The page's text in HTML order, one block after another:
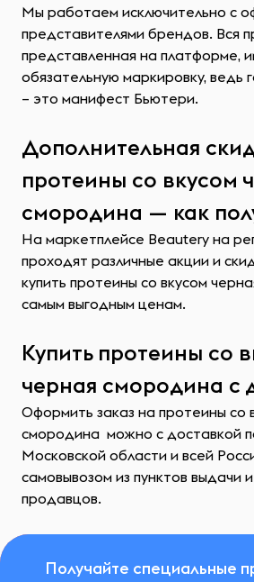
Мы работаем исключительно с
представителями брендов. Вся
представленная на платформе,
обязательную маркировку, ведь
– это манифест Бьютери.
Дополнительная
протеины со вкусом
смородина — как
На маркетплейсе Beautery на
проходят различные акции и
купить протеины со вкусом
самым выгодным ценам.
Купить протеины со
черная смородина с
Оформить заказ на протеины со
смородина можно с доставкой
Московской области и всей
самовывозом из пунктов выдачи
продавцов.
Получайте специальные